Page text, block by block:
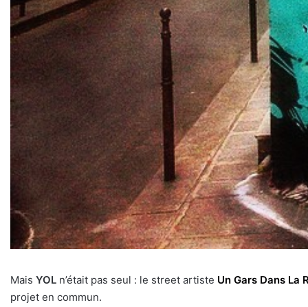
Mais YOL n’était pas seul : le street artiste Un Gars Dans La
projet en commun.